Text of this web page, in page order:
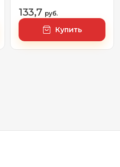
133,7 руб.
Купить